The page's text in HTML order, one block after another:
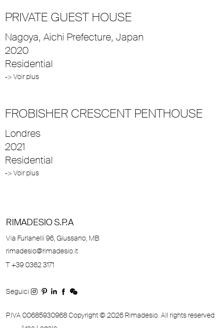
PRIVATE GUEST HOUSE
Nagoya, Aichi Prefecture, Japan
2020
Residential
-> Voir plus
FROBISHER CRESCENT PENTHOUSE
Londres
2021
Residential
-> Voir plus
RIMADESIO S.P.A
Via Furlanelli 96, Giussano, MB
rimadesio@rimadesio.it
T +39 0362 3171
Seguici
P.IVA 00685930968 Copyright © 2026 Rimadesio. All rights reserved